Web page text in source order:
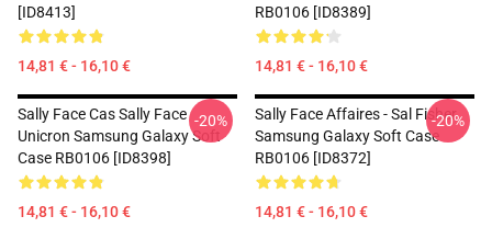
[ID8413]
14,81 € - 16,10 €
RB0106 [ID8389]
14,81 € - 16,10 €
Sally Face Cas Sally Face
Unicron Samsung Galaxy Soft
Case RB0106 [ID8398]
14,81 € - 16,10 €
-20%
Sally Face Affaires - Sal Fisher
Samsung Galaxy Soft Case
RB0106 [ID8372]
14,81 € - 16,10 €
-20%